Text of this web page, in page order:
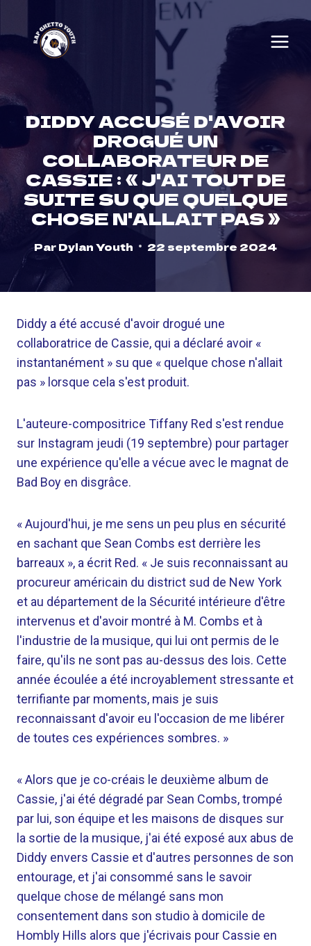
content
DIDDY ACCUSÉ D'AVOIR
DROGUÉ UN
COLLABORATEUR DE
CASSIE : « J'AI TOUT DE
SUITE SU QUE QUELQUE
CHOSE N'ALLAIT PAS »
ParDylan Youth 22 septembre 2024
Diddy a été accusé d'avoir drogué une
collaboratrice de Cassie, qui a déclaré avoir «
instantanément » su que « quelque chose n'allait
pas » lorsque cela s'est produit.
L'auteure-compositrice Tiffany Red s'est rendue
sur Instagram jeudi (19 septembre) pour partager
une expérience qu'elle a vécue avec le magnat de
Bad Boy en disgrâce.
« Aujourd'hui, je me sens un peu plus en sécurité
en sachant que Sean Combs est derrière les
barreaux », a écrit Red. « Je suis reconnaissant au
procureur américain du district sud de New York
et au département de la Sécurité intérieure d'être
intervenus et d'avoir montré à M. Combs et à
l'industrie de la musique, qui lui ont permis de le
faire, qu'ils ne sont pas au-dessus des lois. Cette
année écoulée a été incroyablement stressante et
terrifiante par moments, mais je suis
reconnaissant d'avoir eu l'occasion de me libérer
de toutes ces expériences sombres. »
« Alors que je co-créais le deuxième album de
Cassie, j'ai été dégradé par Sean Combs, trompé
par lui, son équipe et les maisons de disques sur
la sortie de la musique, j'ai été exposé aux abus de
Diddy envers Cassie et d'autres personnes de son
entourage, et j'ai consommé sans le savoir
quelque chose de mélangé sans mon
consentement dans son studio à domicile de
Hombly Hills alors que j'écrivais pour Cassie en